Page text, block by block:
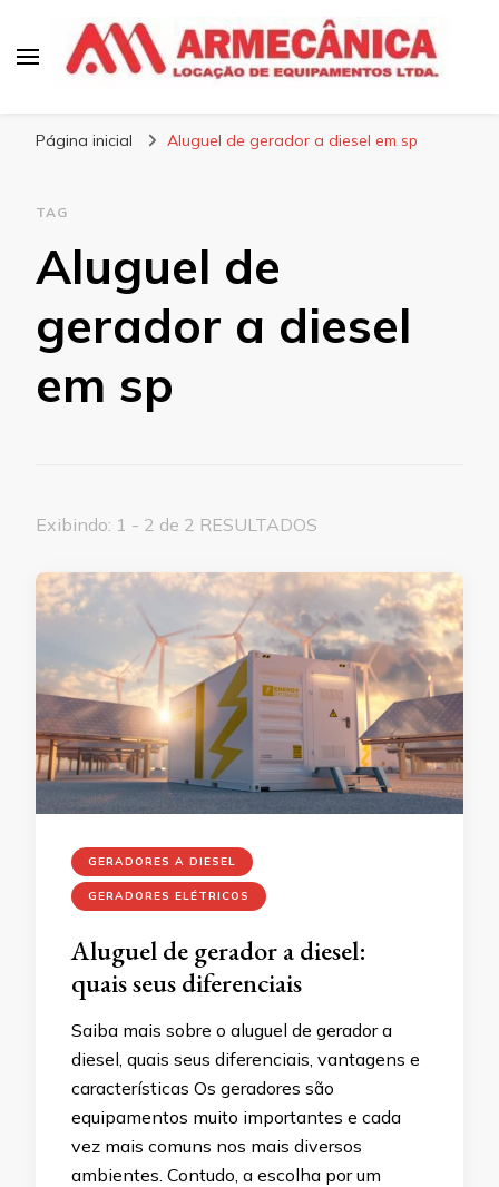
Página inicial Aluguel de gerador a diesel em sp
TAG
Aluguel de
gerador a diesel
em sp
Exibindo: 1 - 2 de 2 RESULTADOS
GERADORES A DIESEL
GERADORES ELÉTRICOS
Aluguel de gerador a diesel:
quais seus diferenciais
Saiba mais sobre o aluguel de gerador a
diesel, quais seus diferenciais, vantagens e
características Os geradores são
equipamentos muito importantes e cada
vez mais comuns nos mais diversos
ambientes. Contudo, a escolha por um